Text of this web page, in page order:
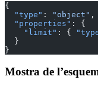
{
  "type"
: "object" ,
  "properties"
: {
    "limit"
: {
  }
}
Mostra de